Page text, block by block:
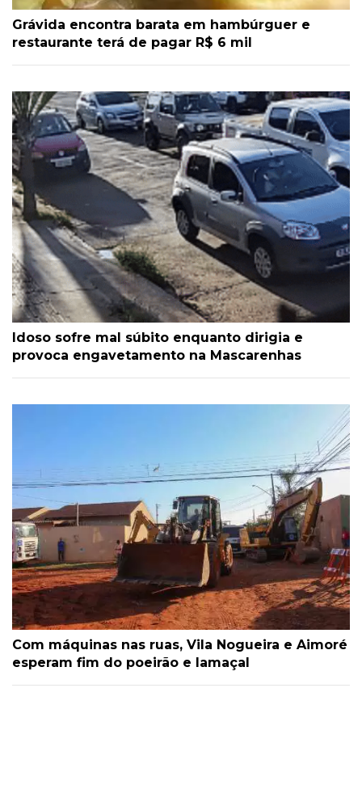
Grávida encontra barata em hambúrguer e
restaurante terá de pagar R$ 6 mil
Idoso sofre mal súbito enquanto dirigia e
provoca engavetamento na Mascarenhas
Com máquinas nas ruas, Vila Nogueira e Aimoré
esperam fim do poeirão e lamaçal